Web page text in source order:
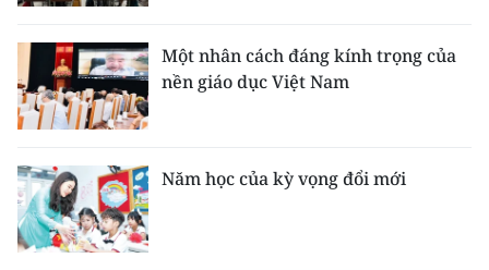
Một nhân cách đáng kính trọng của
nền giáo dục Việt Nam
Năm học của kỳ vọng đổi mới